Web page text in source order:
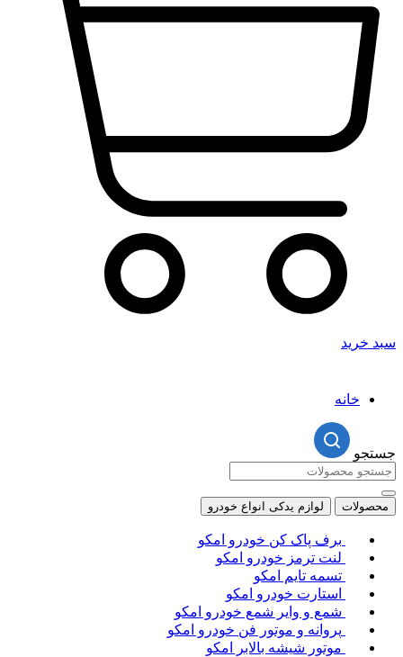
سبد خرید
خانه
جستجو
محصولات لوازم یدکی انواع خودرو
برف پاک کن خودرو امکو
لنت ترمز خودرو امکو
تسمه تایم امکو
استارت خودرو امکو
شمع و وایر شمع خودرو امکو
پروانه و موتور فن خودرو امکو
موتور شیشه بالابر امکو